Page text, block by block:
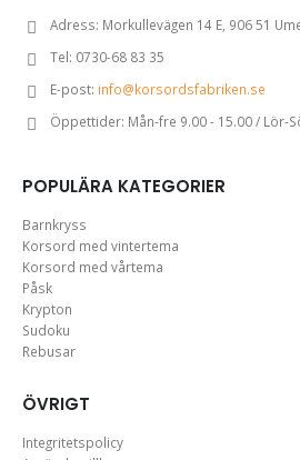
Adress: Morkullevägen 14 E, 906 51
Tel: 0730-68 83 35
E-post: info@korsordsfabriken.se
Öppettider: Mån-fre 9.00 - 15.00 / Lör-
POPULÄRA KATEGORIER
Barnkryss
Korsord med vintertema
Korsord med vårtema
Påsk
Krypton
Sudoku
Rebusar
ÖVRIGT
Integritetspolicy